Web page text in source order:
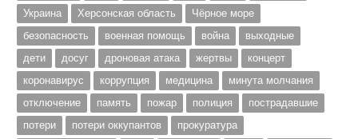
Украина
Херсонская область
Чёрное море
безопасность
военная помощь война
выходные
дети
досуг дроновая атака жертвы
концерт
коронавирус
коррупция медицина
минута молчания
отключение
память пожар полиция
пострадавшие
потери
потери оккупантов
прокуратура